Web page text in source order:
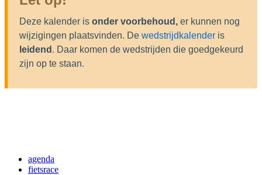
Deze kalender is onder voorbehoud, er kunnen nog
wijzigingen plaatsvinden. De wedstrijdkalender is
leidend . Daar komen de wedstrijden die goedgekeurd
zijn op te staan.
agenda
fietsrace